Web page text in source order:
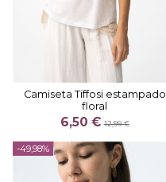
Camiseta Tiffosi estampado
floral
6,50 €12,99 €
-49,98%